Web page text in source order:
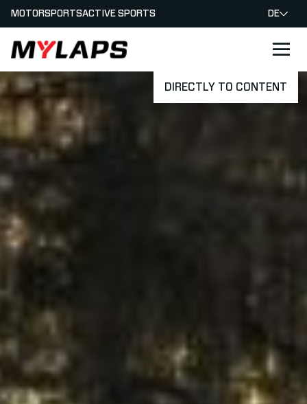
DIRECTLY TO CONTENT
LOGO MYLAPS - GERMAN
MOTORSPORTSACTIVE SPORTS DE